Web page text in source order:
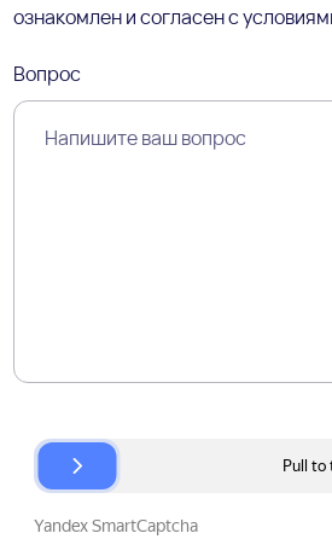
ознакомлен и согласен с
Вопрос